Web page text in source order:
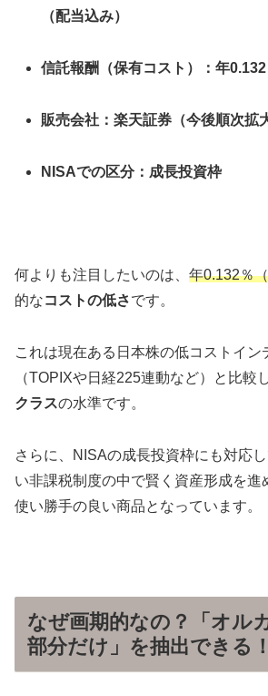
（配当込み）
信託報酬（保有コスト）：年0.132
販売会社：楽天証券（今後順次拡
NISAでの区分：成長投資枠
何よりも注目したいのは、 年0.132％
的なコストの低さです。
これは現在ある日本株の低コストイン
（TOPIXや日経225連動など）と比較
クラスの水準です。
さらに、NISAの成長投資枠にも対応
い非課税制度の中で賢く資産形成を進
使い勝手の良い商品となっています。
なぜ画期的なの？「オル
部分だけ」を抽出できる！